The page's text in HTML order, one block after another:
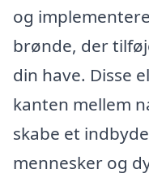
og
brønde, der
din have. Disse
kanten mellem
skabe et
mennesker og